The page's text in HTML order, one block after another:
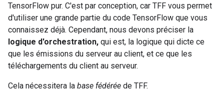
TensorFlow pur. C'est par conception, car TFF vous permet
d'utiliser une grande partie du code TensorFlow que vous
connaissez déjà. Cependant, nous devons préciser la
logique d'orchestration, qui est, la logique qui dicte ce
que les émissions du serveur au client, et ce que les
téléchargements du client au serveur.
Cela nécessitera la base fédérée de TFF.